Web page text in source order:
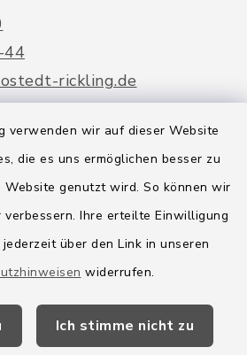
verwenden wir auf dieser Website
die es uns ermöglichen besser zu
Website genutzt wird. So können wir
Ihre erteilte Einwilligung
über den Link in unseren
widerrufen.
Ich stimme nicht zu
44
rickling.de